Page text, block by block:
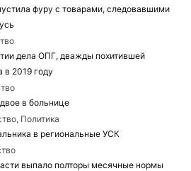
фуру с товарами, следовавшими
дела ОПГ, дважды похитившей
в 2019 году
в больнице
Политика
в региональные УСК
выпало полторы месячные нормы